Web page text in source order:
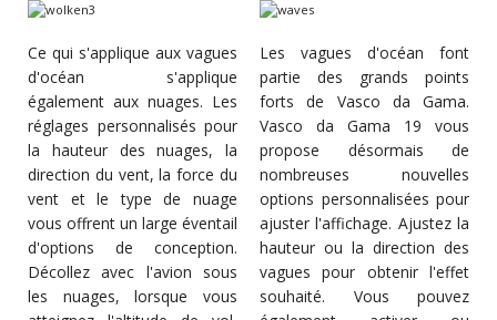
Ce qui s'applique aux vagues
d'océan s'applique
également aux nuages. Les
réglages personnalisés pour
la hauteur des nuages, la
direction du vent, la force du
vent et le type de nuage
vous offrent un large éventail
d'options de conception.
Décollez avec l'avion sous
les nuages, lorsque vous
Les vagues d'océan font
partie des grands points
forts de Vasco da Gama.
Vasco da Gama 19 vous
propose désormais de
nombreuses nouvelles
options personnalisées pour
ajuster l'affichage. Ajustez la
hauteur ou la direction des
vagues pour obtenir l'effet
souhaité. Vous pouvez